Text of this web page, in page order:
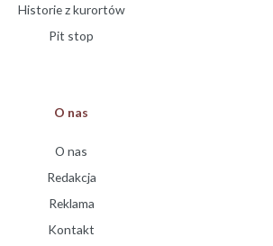
Historie z kurortów
Pit stop
O nas
O nas
Redakcja
Reklama
Kontakt